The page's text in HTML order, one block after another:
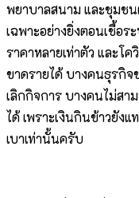
พยาบาลสนาม และชุมชน
เฉพาะอย่างยิ่งตอนเชื้อ
ราคาหลายเท่าตัว และโ
ขาดรายได้ บางคนธุรกิ
เลิกกิจการ บางคนไม่สา
ได้ เพราะเงินกินข้าวยัง
เบาเท่านั้นครับ